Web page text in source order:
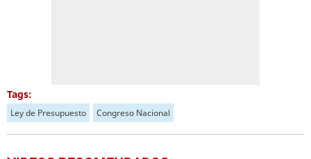
Tags:
Ley de Presupuesto Congreso Nacional